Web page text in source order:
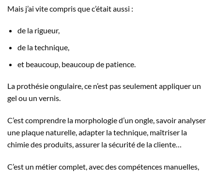
Mais j’ai vite compris que c’était aussi :
de la rigueur,
de la technique,
et beaucoup, beaucoup de patience.
La prothésie ongulaire, ce n’est pas seulement appliquer un
gel ou un vernis.
C’est comprendre la morphologie d’un ongle, savoir analyser
une plaque naturelle, adapter la technique, maîtriser la
chimie des produits, assurer la sécurité de la cliente…
C’est un métier complet, avec des compétences manuelles,